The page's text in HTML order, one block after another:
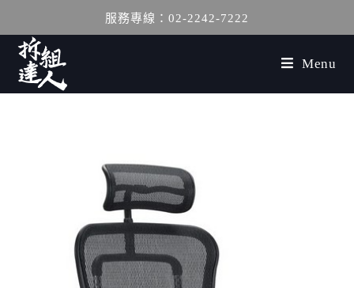
服務專線：02-2242-7222
Menu